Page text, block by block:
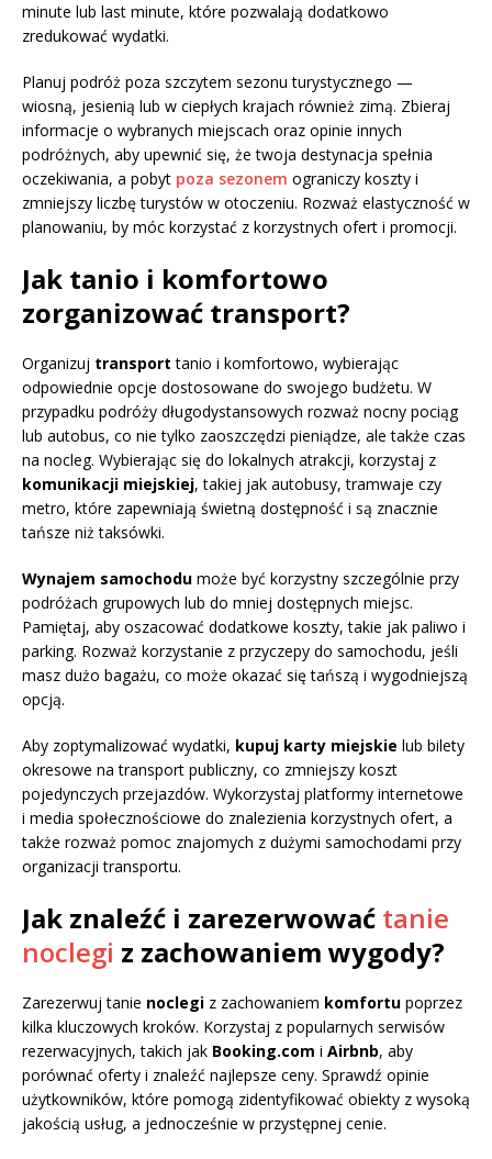
minute lub last minute, które pozwalają dodatkowo
zredukować wydatki.
Planuj podróż poza szczytem sezonu turystycznego —
wiosną, jesienią lub w ciepłych krajach również zimą. Zbieraj
informacje o wybranych miejscach oraz opinie innych
podróżnych, aby upewnić się, że twoja destynacja spełnia
oczekiwania, a pobyt poza sezonem ograniczy koszty i
zmniejszy liczbę turystów w otoczeniu. Rozważ elastyczność w
planowaniu, by móc korzystać z korzystnych ofert i promocji.
Jak tanio i komfortowo
zorganizować transport?
Organizuj transport tanio i komfortowo, wybierając
odpowiednie opcje dostosowane do swojego budżetu. W
przypadku podróży długodystansowych rozważ nocny pociąg
lub autobus, co nie tylko zaoszczędzi pieniądze, ale także czas
na nocleg. Wybierając się do lokalnych atrakcji, korzystaj z
komunikacji miejskiej, takiej jak autobusy, tramwaje czy
metro, które zapewniają świetną dostępność i są znacznie
tańsze niż taksówki.
Wynajem samochodu może być korzystny szczególnie przy
podróżach grupowych lub do mniej dostępnych miejsc.
Pamiętaj, aby oszacować dodatkowe koszty, takie jak paliwo i
parking. Rozważ korzystanie z przyczepy do samochodu, jeśli
masz dużo bagażu, co może okazać się tańszą i wygodniejszą
opcją.
Aby zoptymalizować wydatki, kupuj karty miejskie lub bilety
okresowe na transport publiczny, co zmniejszy koszt
pojedynczych przejazdów. Wykorzystaj platformy internetowe
i media społecznościowe do znalezienia korzystnych ofert, a
także rozważ pomoc znajomych z dużymi samochodami przy
organizacji transportu.
Jak znaleźć i zarezerwować tanie
noclegi z zachowaniem wygody?
Zarezerwuj tanie noclegi z zachowaniem komfortu poprzez
kilka kluczowych kroków. Korzystaj z popularnych serwisów
rezerwacyjnych, takich jak Booking.com i Airbnb, aby
porównać oferty i znaleźć najlepsze ceny. Sprawdź opinie
użytkowników, które pomogą zidentyfikować obiekty z wysoką
jakością usług, a jednocześnie w przystępnej cenie.